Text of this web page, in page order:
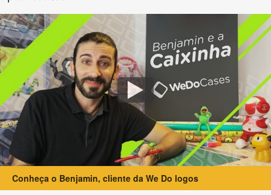
Conheça o Benjamin, cliente da We Do logos